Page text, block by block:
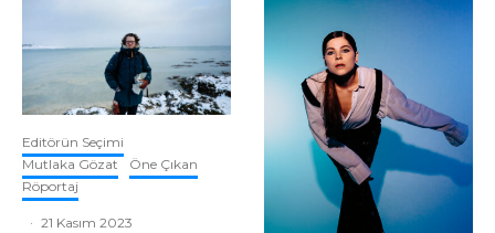
Editörün Seçimi
Mutlaka Gözat
Öne Çıkan
Röportaj
· 21 Kasım 2023